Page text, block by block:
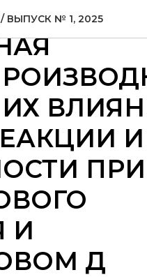
№ 1, 2025
И
И
ПРИ
И
Д